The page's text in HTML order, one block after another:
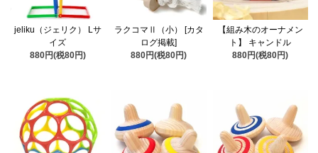
jeliku（ジェリク） Lサ
イズ
880円(税80円)
ラクコマⅡ（小） [カタ
ログ掲載]
880円(税80円)
【組み木のオーナメン
ト】 キャンドル
880円(税80円)